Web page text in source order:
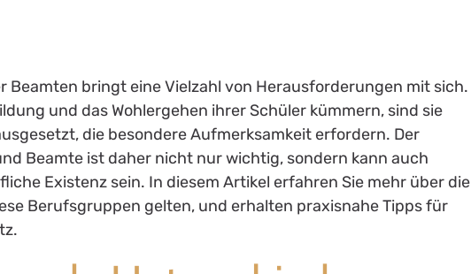
Beamten bringt eine Vielzahl von Herausforderungen mit sich.
und das Wohlergehen ihrer Schüler kümmern, sind sie
die besondere Aufmerksamkeit erfordern. Der
Beamte ist daher nicht nur wichtig, sondern kann auch
Existenz sein. In diesem Artikel erfahren Sie mehr über die
Berufsgruppen gelten, und erhalten praxisnahe Tipps für